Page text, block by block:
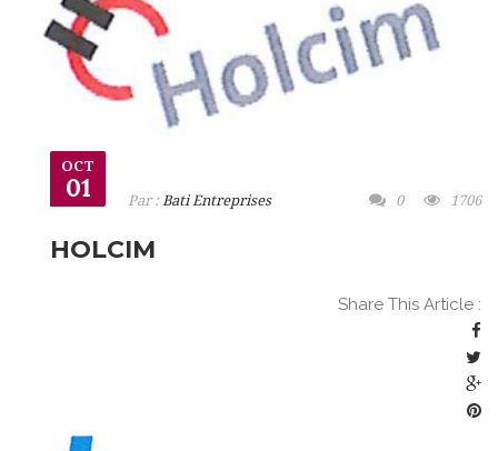
OCT
01 Par : Bati Entreprises 0 1706
HOLCIM
Share This Article :